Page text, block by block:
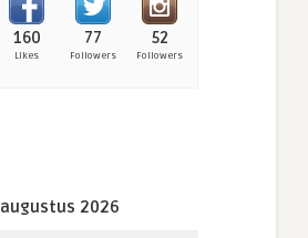
160
Likes
77
Followers
52
Followers
augustus 2026